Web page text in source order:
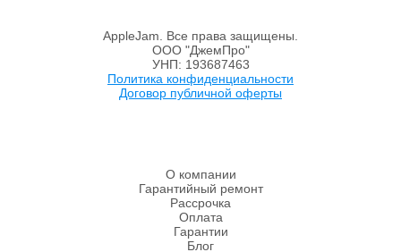
AppleJam. Все права защищены.
ООО "ДжемПро"
УНП: 193687463
Политика конфиденциальности
Договор публичной оферты
О компании
Гарантийный ремонт
Рассрочка
Оплата
Гарантии
Блог